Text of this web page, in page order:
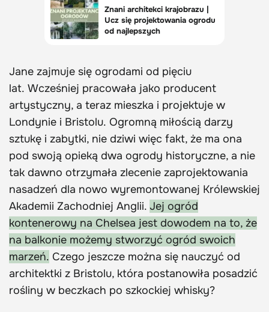
Jane zajmuje się ogrodami od pięciu
lat. Wcześniej pracowała jako producent
artystyczny, a teraz mieszka i projektuje w
Londynie i Bristolu. Ogromną miłością darzy
sztukę i zabytki, nie dziwi więc fakt, że ma ona
pod swoją opieką dwa ogrody historyczne, a nie
tak dawno otrzymała zlecenie zaprojektowania
nasadzeń dla nowo wyremontowanej Królewskiej
Akademii Zachodniej Anglii. Jej ogród
kontenerowy na Chelsea jest dowodem na to, że
na balkonie możemy stworzyć ogród swoich
marzeń. Czego jeszcze można się nauczyć od
architektki z Bristolu, która postanowiła posadzić
rośliny w beczkach po szkockiej whisky?